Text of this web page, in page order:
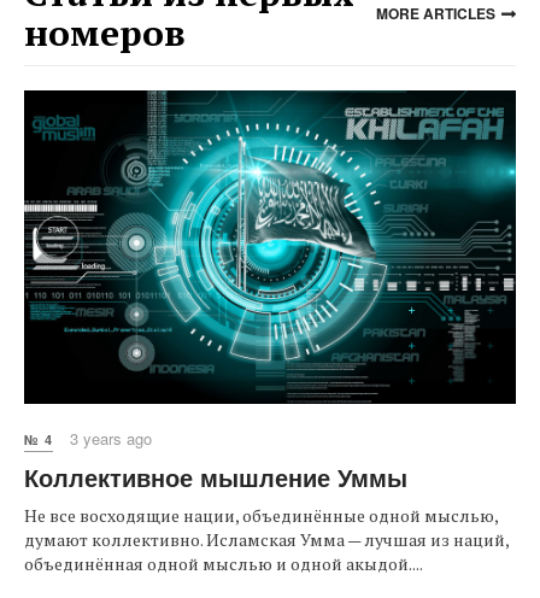
номеров
MORE ARTICLES
№ 4 3 years ago
Коллективное мышление Уммы
Не все восходящие нации, объединённые одной мыслью,
думают коллективно. Исламская Умма — лучшая из наций,
объединённая одной мыслью и одной акыдой....